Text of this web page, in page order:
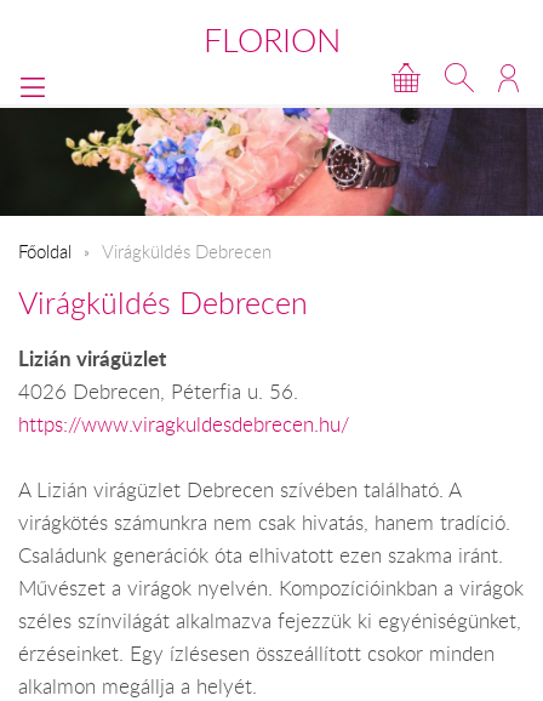
FLORION
Főoldal Virágküldés Debrecen
Virágküldés Debrecen
Lizián virágüzlet
4026 Debrecen, Péterfia u. 56.
https://www.viragkuldesdebrecen.hu/
A Lizián virágüzlet Debrecen szívében található. A
virágkötés számunkra nem csak hivatás, hanem tradíció.
Családunk generációk óta elhivatott ezen szakma iránt.
Művészet a virágok nyelvén. Kompozícióinkban a virágok
széles színvilágát alkalmazva fejezzük ki egyéniségünket,
érzéseinket. Egy ízlésesen összeállított csokor minden
alkalmon megállja a helyét.